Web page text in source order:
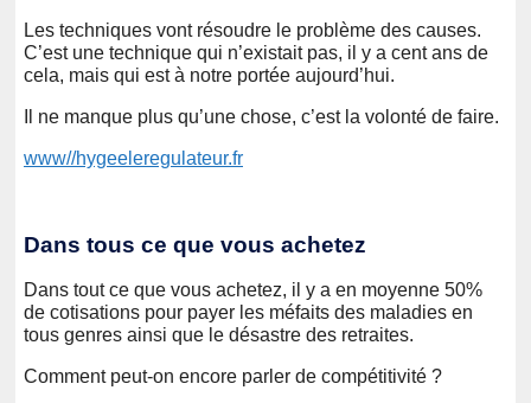
Les techniques vont résoudre le problème des causes.
C’est une technique qui n’existait pas, il y a cent ans de
cela, mais qui est à notre portée aujourd’hui.
Il ne manque plus qu’une chose, c’est la volonté de faire.
www//hygeeleregulateur.fr
Dans tous ce que vous achetez
Dans tout ce que vous achetez, il y a en moyenne 50%
de cotisations pour payer les méfaits des maladies en
tous genres ainsi que le désastre des retraites.
Comment peut-on encore parler de compétitivité ?